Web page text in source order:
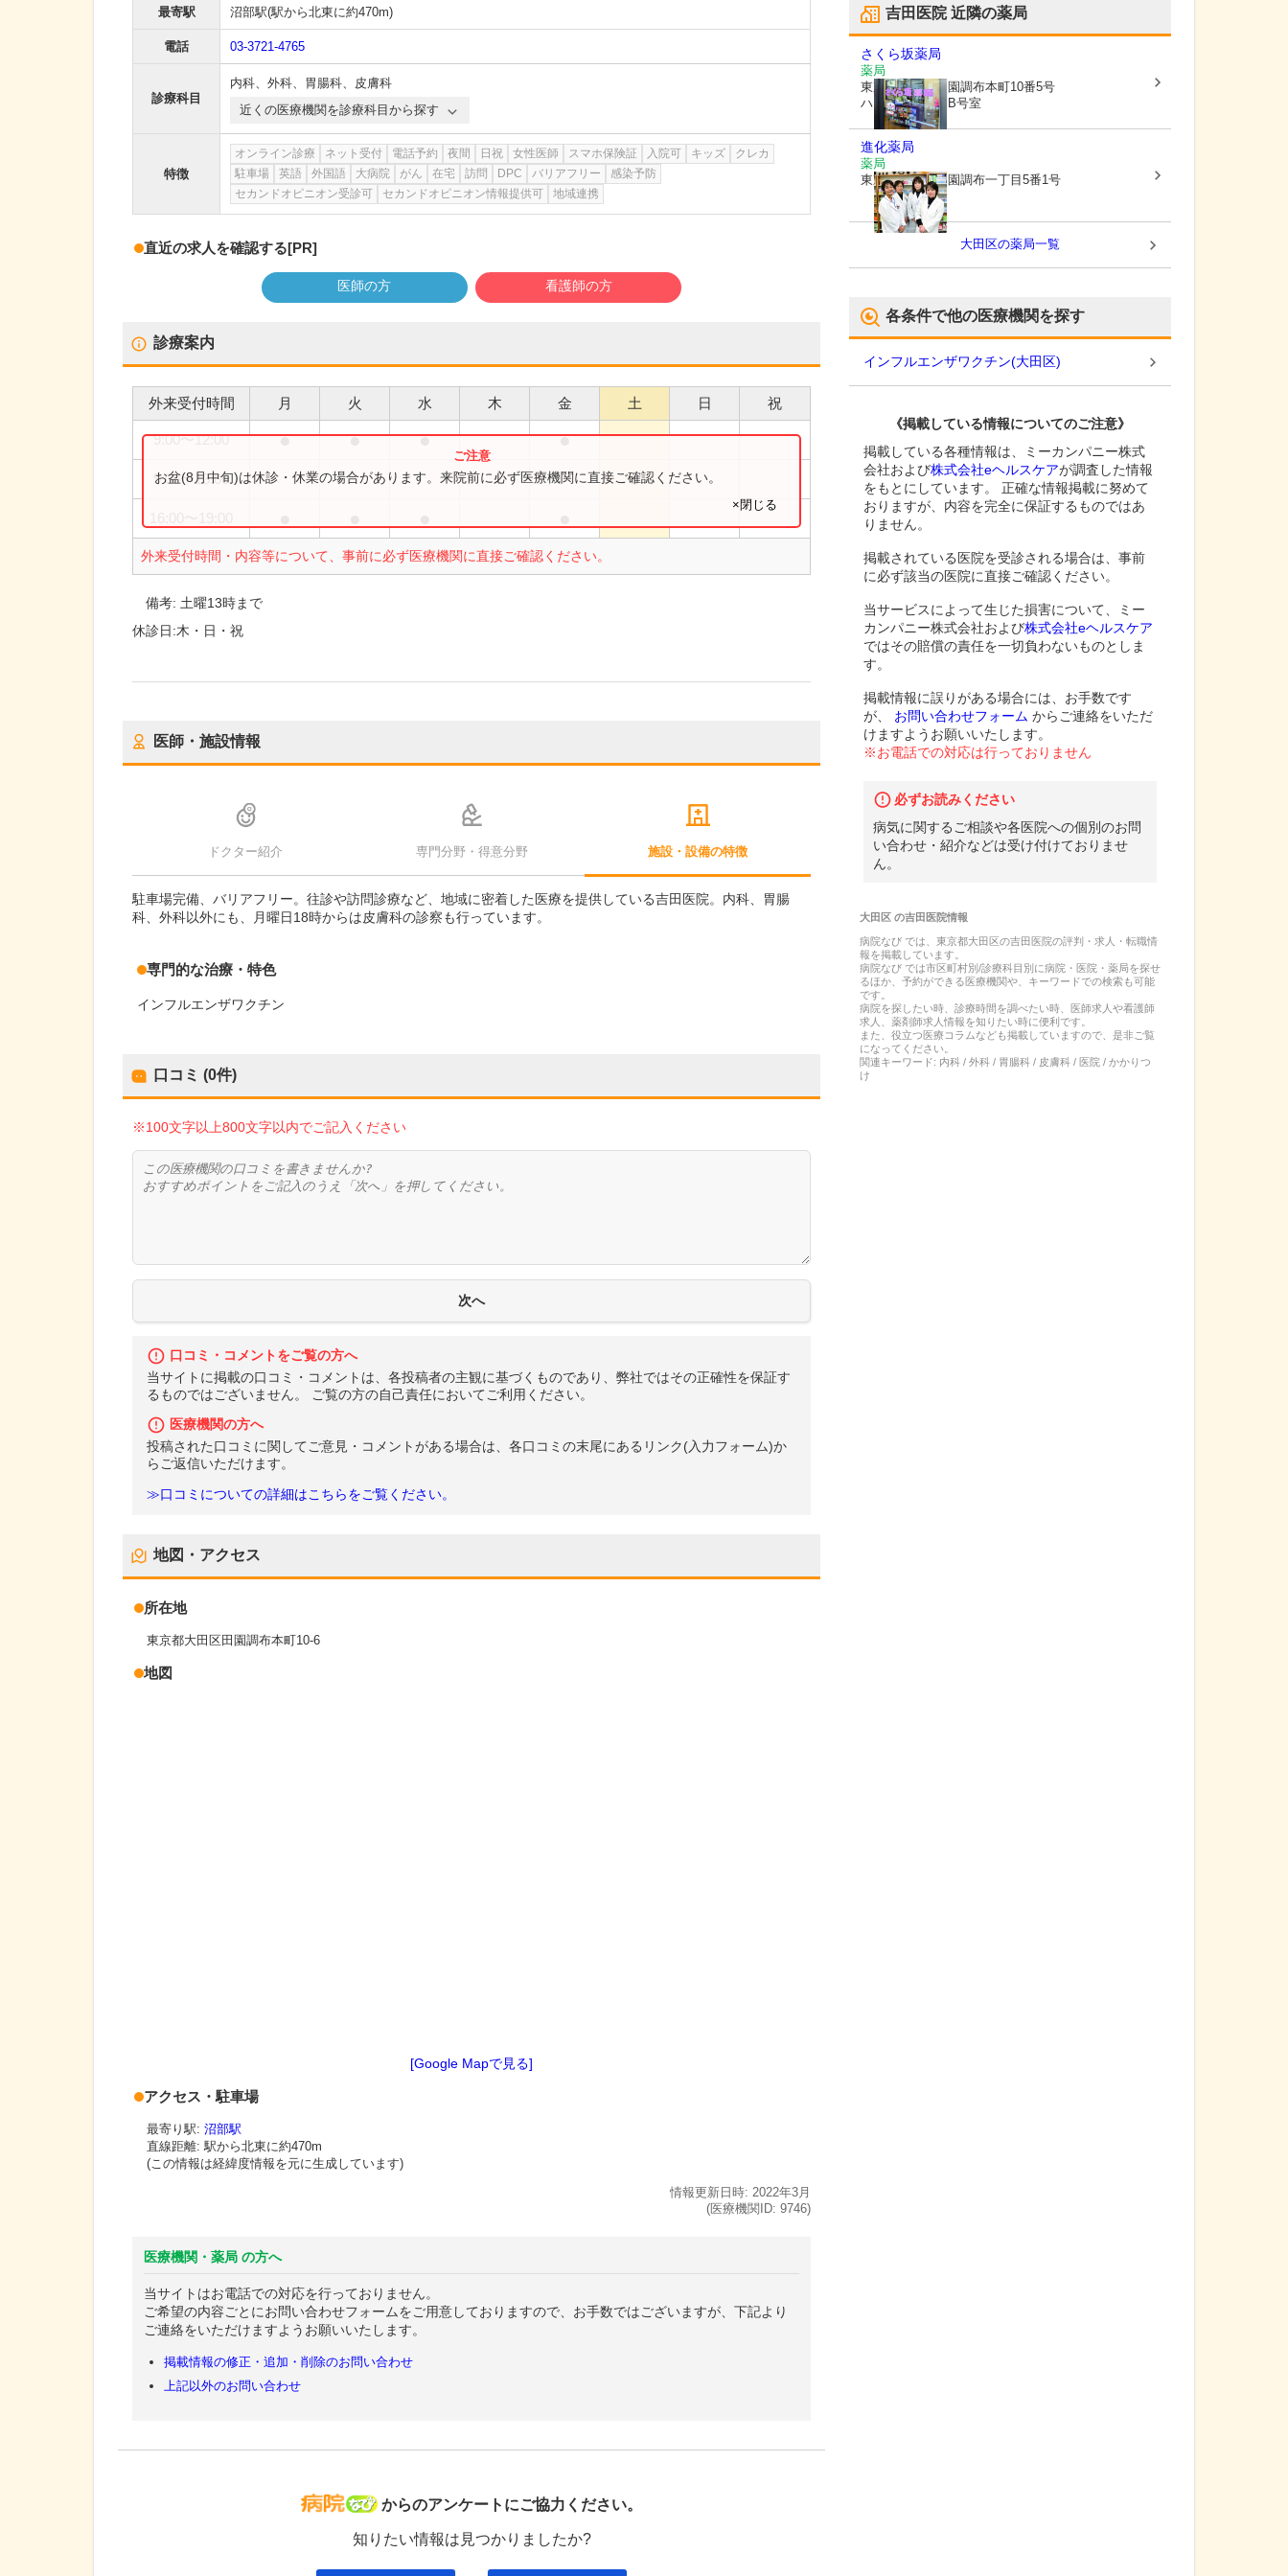
最寄駅 沼部駅(駅から北東に約470m)
電話 03-3721-4765
診療科目
内科、 外科、 胃腸科、 皮膚科
近くの医療機関を診療科目から探す
特徴
オンライン診療 ネット受付 電話予約 夜間 日祝 女性医師 スマホ保険証 入院可 キッズ
クレカ
駐車場
英語 外国語 大病院 がん 在宅 訪問 DPC バリアフリー
感染予防
セカンドオピニオン受診可
セカンドオピニオン情報提供可 地域連携
直近の求人を確認する[PR]
医師の方 看護師の方
診療案内
外来受付時間 月 火 水 木 金 土 日 祝
9:00〜12:00 ● ● ● ●
9:00〜13:00 ●
外来受付時間・内容等について、事前に必ず医療機関に直接ご確認ください。
お盆(8月中旬)は休診・休業の場合があります。来院前に必ず医療機関に直接ご確認ください。
×閉じる
備考: 土曜13時まで
休診日:木・日・祝
医師・施設情報
ドクター紹介 専門分野・得意分野 施設・設備の特徴
駐車場完備、バリアフリー。往診や訪問診療など、地域に密着した医療を提供している吉田医院。内科、胃腸
科、外科以外にも、月曜日18時からは皮膚科の診察も行っています。
専門的な治療・特色
インフルエンザワクチン
口コミ (0件)
※100文字以上800文字以内でご記入ください
口コミ・コメントをご覧の方へ
当サイトに掲載の口コミ・コメントは、各投稿者の主観に基づくものであり、弊社ではその正確性を保証す
るものではございません。 ご覧の方の自己責任においてご利用ください。
医療機関の方へ
投稿された口コミに関してご意見・コメントがある場合は、各口コミの末尾にあるリンク(入力フォーム)か
らご返信いただけます。
≫口コミについての詳細はこちらをご覧ください。
地図・アクセス
所在地
東京都大田区田園調布本町10-6
地図
[Google Mapで見る]
アクセス・駐車場
最寄り駅: 沼部駅
直線距離: 駅から北東に約470m
(この情報は経緯度情報を元に生成しています)
情報更新日時: 2022年3月
(医療機関ID: 9746)
医療機関・薬局 の方へ
当サイトはお電話での対応を行っておりません。
ご希望の内容ごとにお問い合わせフォームをご用意しておりますので、お手数ではございますが、下記より
ご連絡をいただけますようお願いいたします。
掲載情報の修正・追加・削除のお問い合わせ
上記以外のお問い合わせ
病院なび
からのアンケートにご協力ください。
知りたい情報は見つかりましたか?
吉田医院近隣の薬局
さくら坂薬局
薬局
東京都大田区田園調布本町10番5号
ハウスアゼリアB号室
進化薬局
薬局
東京都大田区田園調布一丁目5番1号
大田区の薬局一覧
各条件で他の医療機関を探す
インフルエンザワクチン(大田区)
《掲載している情報についてのご注意》
掲載している各種情報は、ミーカンパニー株式
会社および株式会社eヘルスケアが調査した情報
をもとにしています。 正確な情報掲載に努めて
おりますが、内容を完全に保証するものではあ
りません。
掲載されている医院を受診される場合は、事前
に必ず該当の医院に直接ご確認ください。
当サービスによって生じた損害について、ミー
カンパニー株式会社および株式会社eヘルスケア
ではその賠償の責任を一切負わないものとしま
す。
掲載情報に誤りがある場合には、お手数です
が、
お問い合わせフォーム からご連絡をいただ
けますようお願いいたします。
※お電話での対応は行っておりません
必ずお読みください
病気に関するご相談や各医院への個別のお問
い合わせ・紹介などは受け付けておりませ
ん。
大田区の吉田医院情報
病院なび では、 東京都大田区の吉田医院の評判・求人・転職情
報を掲載しています。
病院なび では市区町村別/診療科目別に病院・医院・薬局を探せ
るほか、予約ができる医療機関や、キーワードでの検索も可能
です。
病院を探したい時、診療時間を調べたい時、医師求人や看護師
求人、薬剤師求人情報を知りたい時に便利です。
また、役立つ医療コラムなども掲載していますので、是非ご覧
になってください。
関連キーワード: 内科 / 外科 / 胃腸科 / 皮膚科 / 医院 / かかりつ
け